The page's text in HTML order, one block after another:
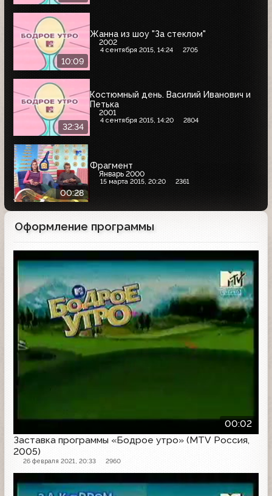
10:09
Жанна из шоу "За стеклом"
2002
4 сентября 2015, 14:24 2705
32:34
Костюмный день. Василий Иванович и
Петька
2001
4 сентября 2015, 14:20 2804
00:28
Фрагмент
Январь 2000
15 марта 2015, 20:20 2361
Оформление программы
00:02
Заставка программы «Бодрое утро» (MTV Россия,
2005)
26 февраля 2021, 20:33 2960